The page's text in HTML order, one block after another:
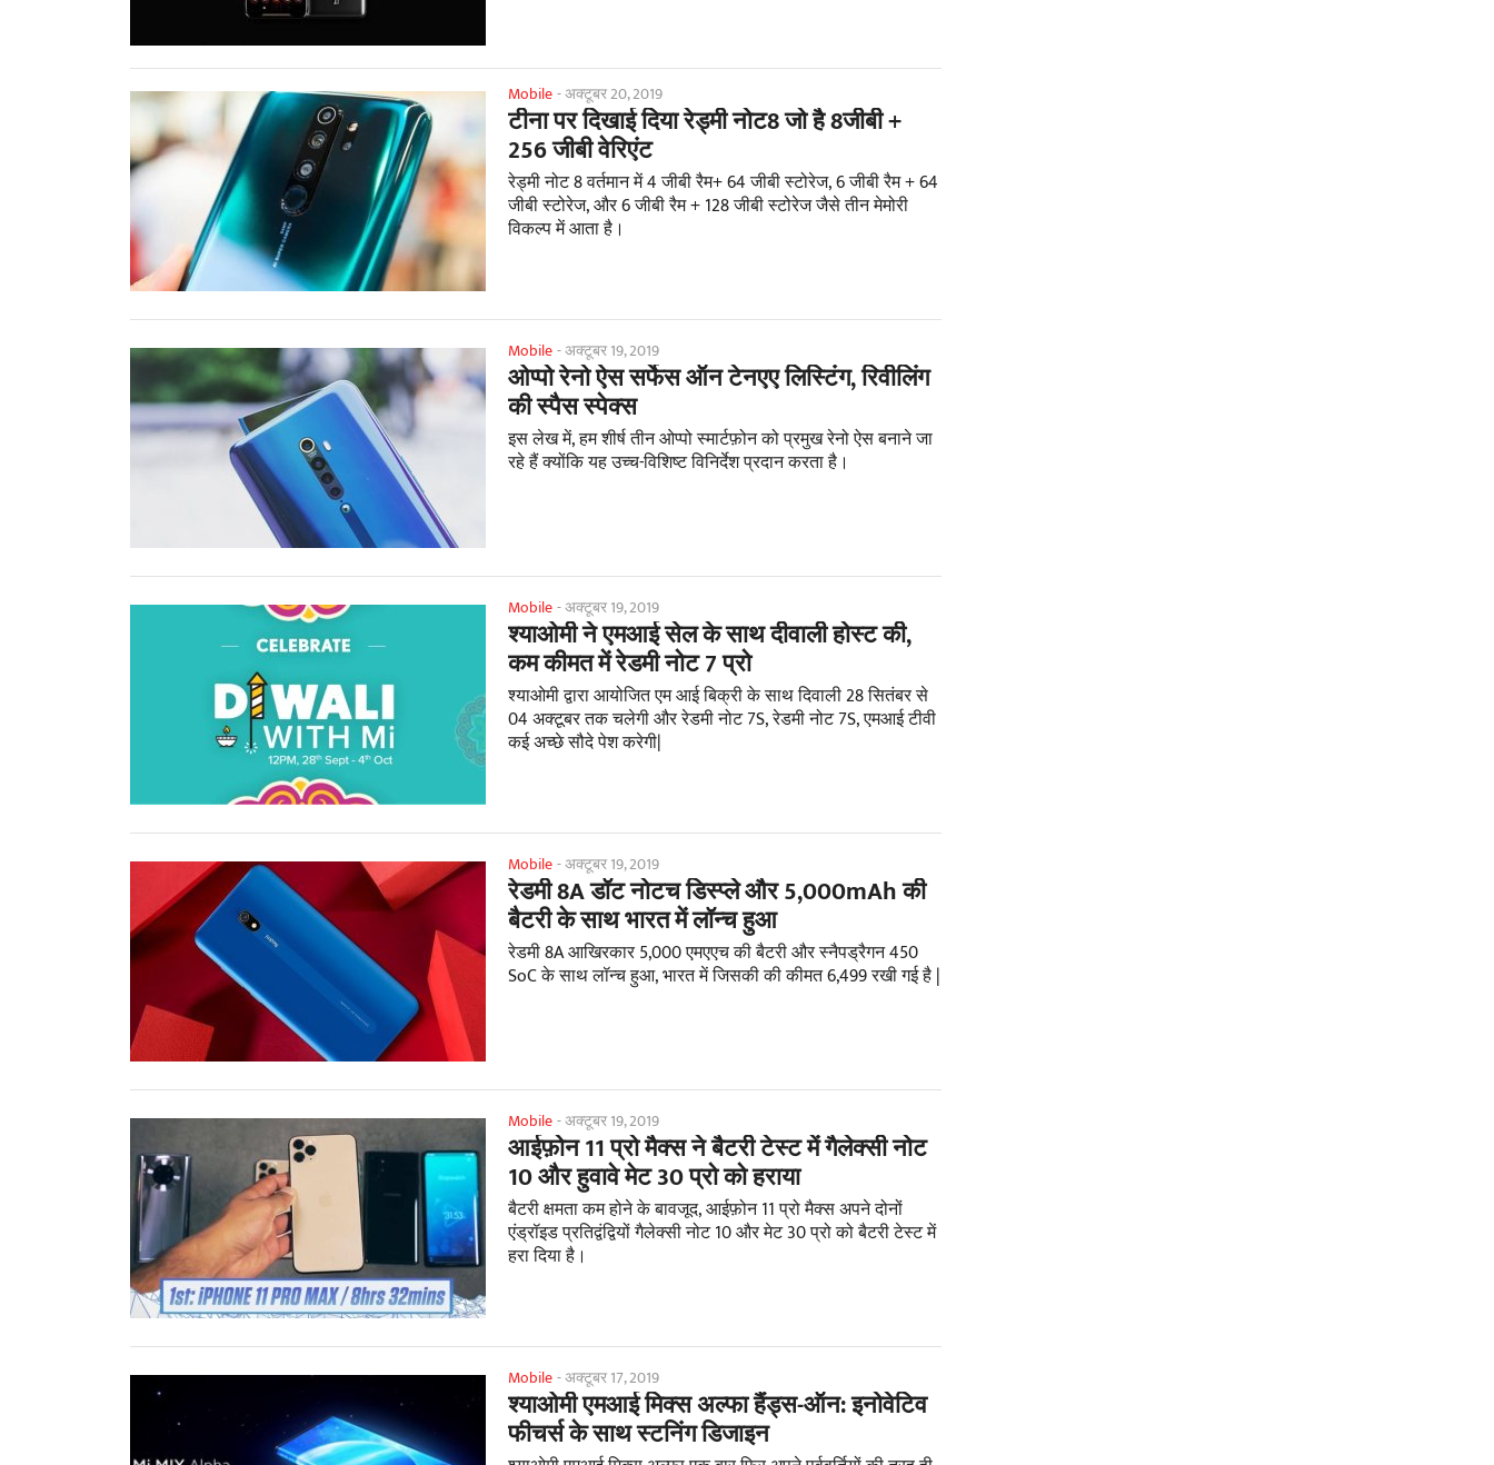
Mobile-अक्टूबर 20, 2019
टीना पर दिखाई दिया रेड्मी नोट8 जो है 8जीबी +
256 जीबी वेरिएंट
रेड्मी नोट 8 वर्तमान में 4 जीबी रैम+ 64 जीबी स्टोरेज, 6 जीबी रैम + 64
जीबी स्टोरेज, और 6 जीबी रैम + 128 जीबी स्टोरेज जैसे तीन मेमोरी
विकल्प में आता है।
Mobile-अक्टूबर 19, 2019
ओप्पो रेनो ऐस सर्फेस ऑन टेनएए लिस्टिंग, रिवीलिंग
की स्पैस स्पेक्स
इस लेख में, हम शीर्ष तीन ओप्पो स्मार्टफ़ोन को प्रमुख रेनो ऐस बनाने जा
रहे हैं क्योंकि यह उच्च-विशिष्ट विनिर्देश प्रदान करता है।
Mobile-अक्टूबर 19, 2019
श्याओमी ने एमआई सेल के साथ दीवाली होस्ट की,
कम कीमत में रेडमी नोट 7 प्रो
श्याओमी द्वारा आयोजित एम आई बिक्री के साथ दिवाली 28 सितंबर से
04 अक्टूबर तक चलेगी और रेडमी नोट 7S, रेडमी नोट 7S, एमआई टीवी
कई अच्छे सौदे पेश करेगी|
Mobile-अक्टूबर 19, 2019
रेडमी 8A डॉट नोटच डिस्प्ले और 5,000mAh की
बैटरी के साथ भारत में लॉन्च हुआ
रेडमी 8A आखिरकार 5,000 एमएएच की बैटरी और स्नैपड्रैगन 450
SoC के साथ लॉन्च हुआ, भारत में जिसकी की कीमत 6,499 रखी गई है |
Mobile-अक्टूबर 19, 2019
आईफ़ोन 11 प्रो मैक्स ने बैटरी टेस्ट में गैलेक्सी नोट
10 और हुवावे मेट 30 प्रो को हराया
बैटरी क्षमता कम होने के बावजूद, आईफ़ोन 11 प्रो मैक्स अपने दोनों
एंड्रॉइड प्रतिद्वंद्वियों गैलेक्सी नोट 10 और मेट 30 प्रो को बैटरी टेस्ट में
हरा दिया है।
Mobile-अक्टूबर 17, 2019
श्याओमी एमआई मिक्स अल्फा हैंड्स-ऑन: इनोवेटिव
फीचर्स के साथ स्टनिंग डिजाइन